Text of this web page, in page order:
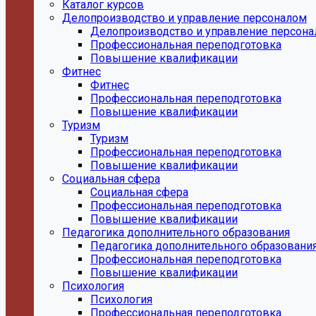
Каталог курсов
Делопроизводство и управление персоналом
Делопроизводство и управление
Профессиональная переподготовка
Повышение квалификации
Фитнес
Фитнес
Профессиональная переподготовка
Повышение квалификации
Туризм
Туризм
Профессиональная переподготовка
Повышение квалификации
Социальная сфера
Социальная сфера
Профессиональная переподготовка
Повышение квалификации
Педагогика дополнительного образования
Педагогика дополнительного
Профессиональная переподготовка
Повышение квалификации
Психология
Психология
Профессиональная переподготовка